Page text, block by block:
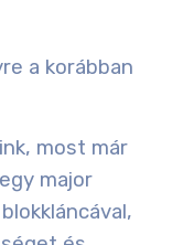
a korábban
most már
major
,